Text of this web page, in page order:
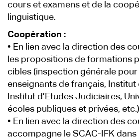
cours et examens et de la
linguistique.
Coopération :
• En lien avec la direction des
les propositions de formations
cibles (inspection générale pour
enseignants de français,
Institut d’Etudes Judiciaires,
écoles publiques et privées,
• En lien avec la direction des
accompagne le SCAC-IFK